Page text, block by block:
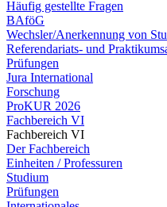
Häufig gestellte Fragen
BAföG
Wechsler/Anerkennung von
Referendariats- und
Prüfungen
Jura International
Forschung
ProKUR 2026
Fachbereich VI
Fachbereich VI
Der Fachbereich
Einheiten / Professuren
Studium
Prüfungen